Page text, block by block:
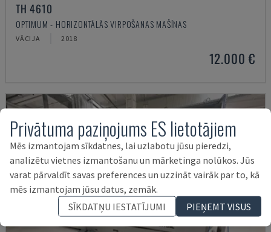
TH 4610
OPTIMUM - HORIZONTĀLĀS VIRPOŠANAS MAŠĪNAS
VĀCIJA 2018
12.000 €
Privātuma paziņojums ES lietotājiem
Mēs izmantojam sīkdatnes, lai uzlabotu jūsu pieredzi,
analizētu vietnes izmantošanu un mārketinga nolūkos. Jūs
varat pārvaldīt savas preferences un uzzināt vairāk par to, kā
mēs izmantojam jūsu datus, zemāk.
SĪKDATŅU IESTATĪJUMI
PIEŅEMT VISUS